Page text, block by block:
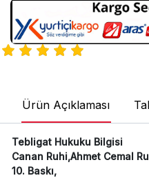
Ürün Açıklaması
Tebligat Hukuku Bilgisi
Canan Ruhi,Ahmet Cemal
10. Baskı,